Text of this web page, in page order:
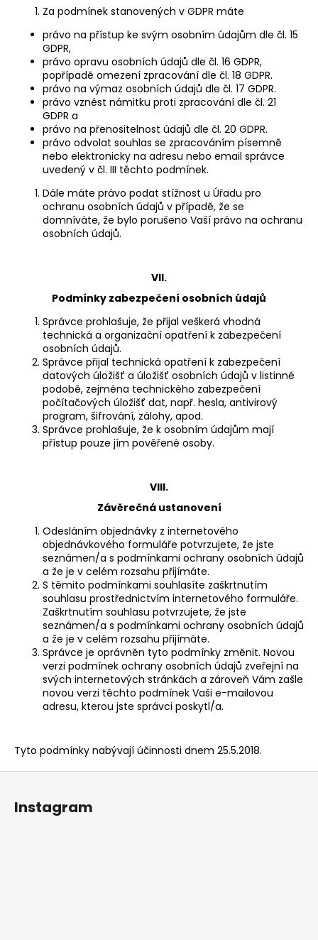
Za podmínek stanovených v GDPR máte
právo na přístup ke svým osobním údajům dle čl. 15
GDPR,
právo opravu osobních údajů dle čl. 16 GDPR,
popřípadě omezení zpracování dle čl. 18 GDPR.
právo na výmaz osobních údajů dle čl. 17 GDPR.
právo vznést námitku proti zpracování dle čl. 21
GDPR a
právo na přenositelnost údajů dle čl. 20 GDPR.
právo odvolat souhlas se zpracováním písemně
nebo elektronicky na adresu nebo email správce
uvedený v čl. III těchto podmínek.
Dále máte právo podat stížnost u Úřadu pro
ochranu osobních údajů v případě, že se
domníváte, že bylo porušeno Vaší právo na ochranu
osobních údajů.
VII.
Podmínky zabezpečení osobních údajů
Správce prohlašuje, že přijal veškerá vhodná
technická a organizační opatření k zabezpečení
osobních údajů.
Správce přijal technická opatření k zabezpečení
datových úložišť a úložišť osobních údajů v listinné
podobě, zejména technického zabezpečení
počítačových úložišť dat, např. hesla, antivirový
program, šifrování, zálohy, apod.
Správce prohlašuje, že k osobním údajům mají
přístup pouze jím pověřené osoby.
VIII.
Závěrečná ustanovení
Odesláním objednávky z internetového
objednávkového formuláře potvrzujete, že jste
seznámen/a s podmínkami ochrany osobních údajů
a že je v celém rozsahu přijímáte.
S těmito podmínkami souhlasíte zaškrtnutím
souhlasu prostřednictvím internetového formuláře.
Zaškrtnutím souhlasu potvrzujete, že jste
seznámen/a s podmínkami ochrany osobních údajů
a že je v celém rozsahu přijímáte.
Správce je oprávněn tyto podmínky změnit. Novou
verzi podmínek ochrany osobních údajů zveřejní na
svých internetových stránkách a zároveň Vám zašle
novou verzi těchto podmínek Vaši e-mailovou
adresu, kterou jste správci poskytl/a.
Tyto podmínky nabývají účinnosti dnem 25.5.2018.
Instagram